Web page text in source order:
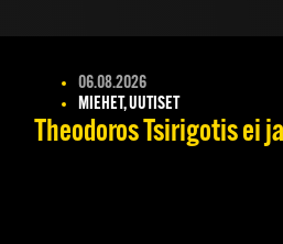
06.08.2026
MIEHET, UUTISET
Theodoros Tsirigotis ei